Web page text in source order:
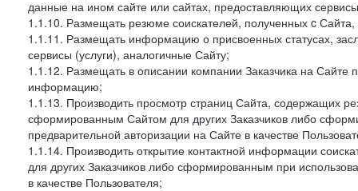
данные на ином сайте или сайтах, предоставляющих
1.1.10. Размещать резюме соискателей, полученных c
1.1.11. Размещать информацию о присвоенных статусах,
сервисы (услуги), аналогичные Сайту;
1.1.12. Размещать в описании компании Заказчика на Сайте
информацию;
1.1.13. Производить просмотр страниц Сайта, содержащих
сформированным Сайтом для других Заказчиков либо
предварительной авторизации на Сайте в качестве
1.1.14. Производить открытие контактной информации
для других Заказчиков либо сформированным при
в качестве Пользователя;